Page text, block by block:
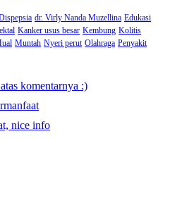
dr. Virly Nanda Muzellina Edukasi
Kanker usus besar Kembung Kolitis
Muntah Nyeri perut Olahraga Penyakit
komentarnya :)
nice info